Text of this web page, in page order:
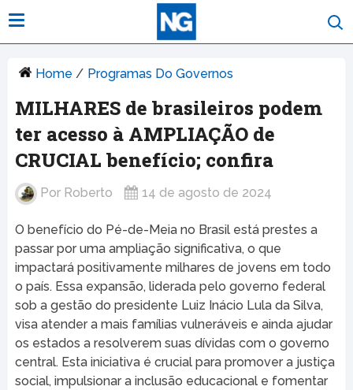
Home / Programas Do Governos
MILHARES de brasileiros podem
ter acesso à AMPLIAÇÃO de
CRUCIAL benefício; confira
Por Roberto 14 de agosto de 2024
O benefício do Pé-de-Meia no Brasil está prestes a
passar por uma ampliação significativa, o que
impactará positivamente milhares de jovens em todo
o país. Essa expansão, liderada pelo governo federal
sob a gestão do presidente Luiz Inácio Lula da Silva,
visa atender a mais famílias vulneráveis e ainda ajudar
os estados a resolverem suas dívidas com o governo
central. Esta iniciativa é crucial para promover a justiça
social, impulsionar a inclusão educacional e fomentar